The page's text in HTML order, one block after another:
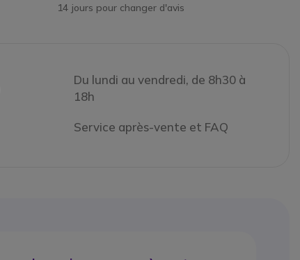
14 jours pour changer d'avis
Du lundi au vendredi, de 8h30 à
18h
Service après-vente et FAQ